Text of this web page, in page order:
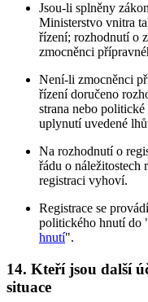
Jsou-li splněny
Ministerstvo vnitra
řízení; rozhodnutí o
zmocněnci
Není-li zmocněnci
řízení doručeno
strana nebo
uplynutí uvedené
Na rozhodnutí o
řádu o náležitostech
registraci vyhoví.
Registrace se
politického hnutí do
hnutí".
14. Kteří jsou další
situace